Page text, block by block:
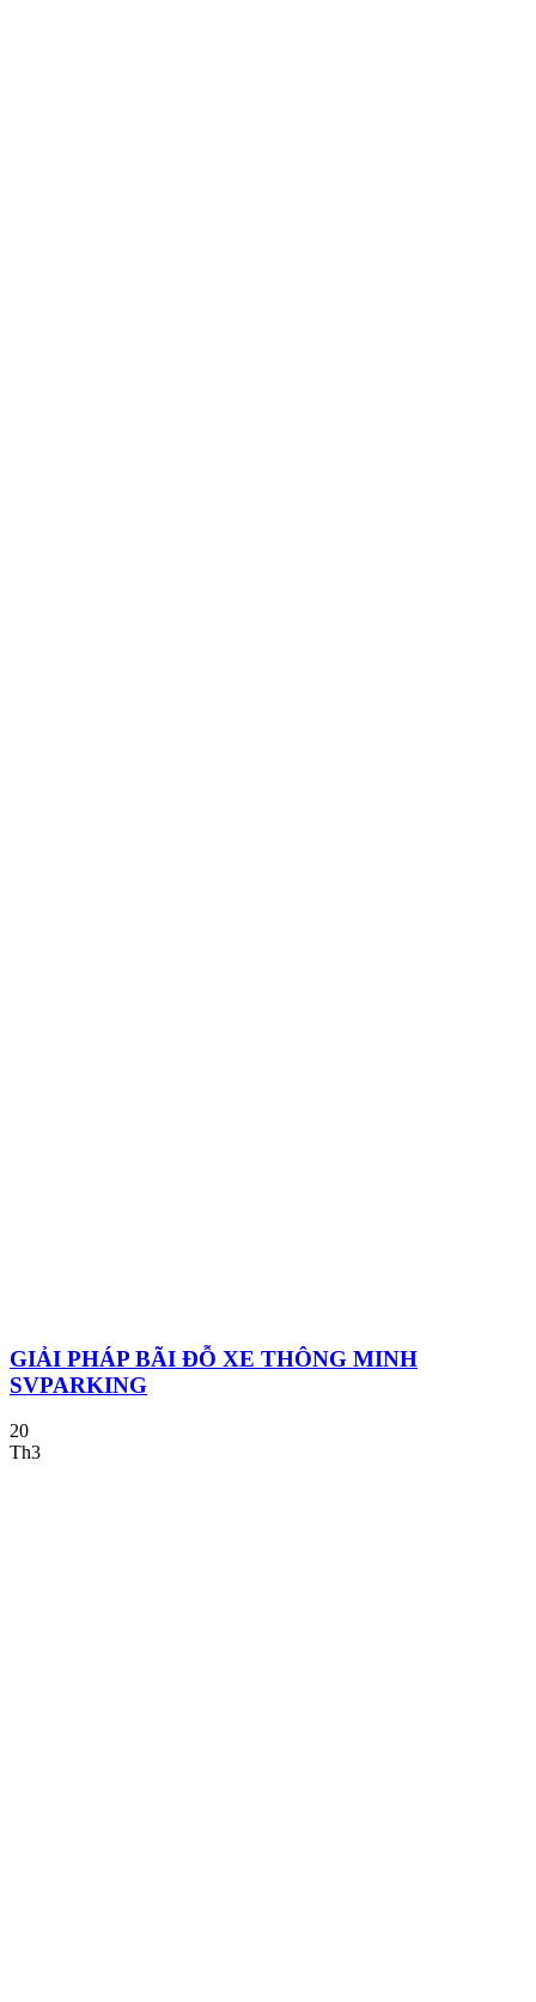
GIẢI PHÁP BÃI ĐỖ XE THÔNG MINH
SVPARKING
20
Th3